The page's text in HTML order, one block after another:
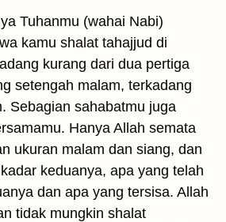
Tuhanmu (wahai Nabi)
kamu shalat tahajjud di
kurang dari dua pertiga
setengah malam, terkadang
Sebagian sahabatmu juga
Hanya Allah semata
ukuran malam dan siang, dan
keduanya, apa yang telah
dan apa yang tersisa. Allah
tidak mungkin shalat